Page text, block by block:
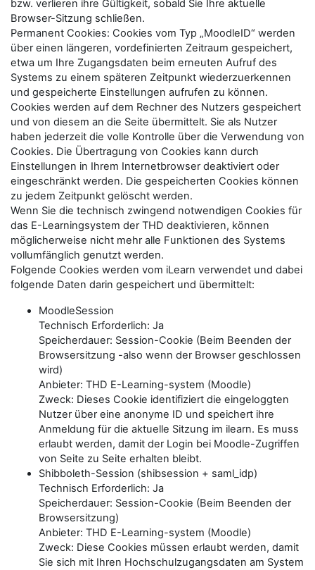
bzw. verlieren ihre Gültigkeit, sobald Sie Ihre aktuelle
Browser-Sitzung schließen.
Permanent Cookies: Cookies vom Typ „MoodleID“ werden
über einen längeren, vordefinierten Zeitraum gespeichert,
etwa um Ihre Zugangsdaten beim erneuten Aufruf des
Systems zu einem späteren Zeitpunkt wiederzuerkennen
und gespeicherte Einstellungen aufrufen zu können.
Cookies werden auf dem Rechner des Nutzers gespeichert
und von diesem an die Seite übermittelt. Sie als Nutzer
haben jederzeit die volle Kontrolle über die Verwendung von
Cookies. Die Übertragung von Cookies kann durch
Einstellungen in Ihrem Internetbrowser deaktiviert oder
eingeschränkt werden. Die gespeicherten Cookies können
zu jedem Zeitpunkt gelöscht werden.
Wenn Sie die technisch zwingend notwendigen Cookies für
das E-Learningsystem der THD deaktivieren, können
möglicherweise nicht mehr alle Funktionen des Systems
vollumfänglich genutzt werden.
Folgende Cookies werden vom iLearn verwendet und dabei
folgende Daten darin gespeichert und übermittelt:
MoodleSession
Technisch Erforderlich: Ja
Speicherdauer: Session-Cookie (Beim Beenden der
Browsersitzung -also wenn der Browser geschlossen
wird)
Anbieter: THD E-Learning-system (Moodle)
Zweck: Dieses Cookie identifiziert die eingeloggten
Nutzer über eine anonyme ID und speichert ihre
Anmeldung für die aktuelle Sitzung im ilearn. Es muss
erlaubt werden, damit der Login bei Moodle-Zugriffen
von Seite zu Seite erhalten bleibt.
Shibboleth-Session (shibsession + saml_idp)
Technisch Erforderlich: Ja
Speicherdauer: Session-Cookie (Beim Beenden der
Browsersitzung)
Anbieter: THD E-Learning-system (Moodle)
Zweck: Diese Cookies müssen erlaubt werden, damit
Sie sich mit Ihren Hochschulzugangsdaten am System